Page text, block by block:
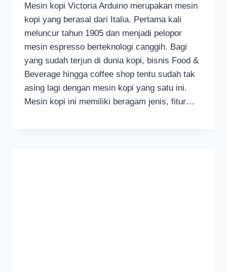
Mesin kopi Victoria Arduino merupakan mesin
kopi yang berasal dari Italia. Pertama kali
meluncur tahun 1905 dan menjadi pelopor
mesin espresso berteknologi canggih. Bagi
yang sudah terjun di dunia kopi, bisnis Food &
Beverage hingga coffee shop tentu sudah tak
asing lagi dengan mesin kopi yang satu ini.
Mesin kopi ini memiliki beragam jenis, fitur…